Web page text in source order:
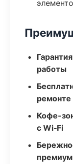
работы
ремонте
Кофе-
с Wi‑Fi